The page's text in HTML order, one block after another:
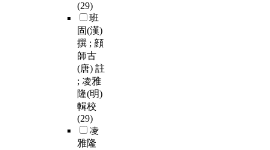
(29)
班
固(漢)
撰 ; 顔
師古
(唐) 註
; 凌雅
隆(明)
輯校
(29)
凌
雅隆